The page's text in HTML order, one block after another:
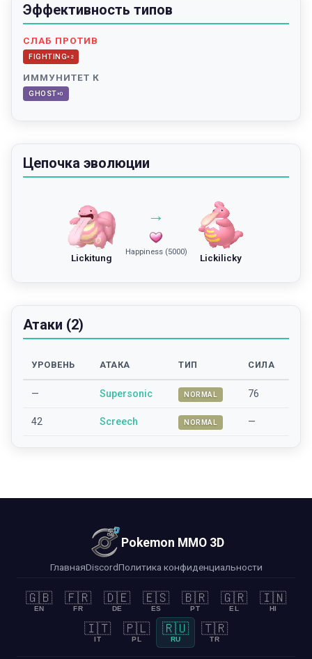
Эффективность типов
СЛАБ ПРОТИВ
FIGHTING× 2
ИММУНИТЕТ К
GHOST×0
Цепочка эволюции
Lickitung
→
Happiness (5000)
Lickilicky
Атаки (2)
УРОВЕНЬ АТАКА ТИП СИЛА
— Supersonic NORMAL 76
42 Screech NORMAL —
Pokemon MMO 3D
ГлавнаяDiscordПолитика конфиденциальности
🇬🇧
EN
🇫🇷
FR
🇩🇪
DE
🇪🇸
ES
🇧🇷
PT
🇬🇷
EL
🇮🇳
HI
🇮🇹
IT
🇵🇱
PL
🇷🇺
RU
🇹🇷
TR